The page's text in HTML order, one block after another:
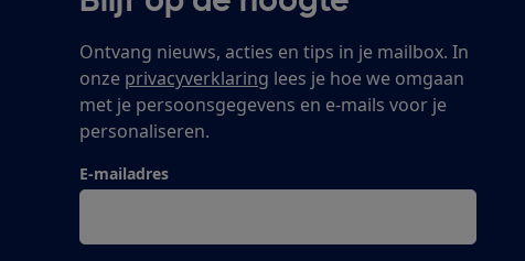
Ontvang nieuws, acties en tips in je mailbox. In
onze privacyverklaring lees je hoe we omgaan
met je persoonsgegevens en e-mails voor je
personaliseren.
E-mailadres